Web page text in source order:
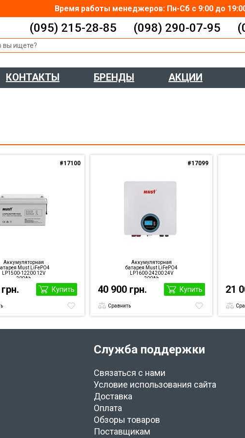
Время работы менеджеров: Пн-Сб с 9:00 до
(095) 215-28-85 (098) 290-07-95
КОНТАКТЫ БРЕНДЫ АКЦИИ
#17100
Аккумуляторная
Must LiFePO4
LP1500-12200 12V
200Ah
Купить
#17099
Аккумуляторная
батарея Must LiFePO4
LP1600-24200 24V
200Ah
40 900 грн. Купить
Сравнить
21
Служба поддержки
Связаться с нами
Условие использования сайта
Доставка
Оплата
Обзоры товаров
Поставщикам